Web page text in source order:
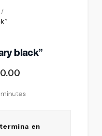
black”
en